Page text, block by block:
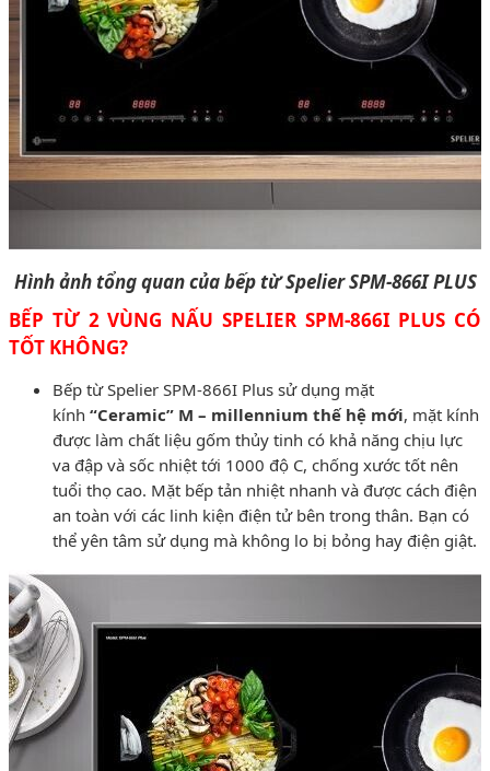
Hình ảnh tổng quan của bếp từ Spelier SPM-866I PLUS
BẾP TỪ 2 VÙNG NẤU SPELIER SPM-866I PLUS CÓ
TỐT KHÔNG?
Bếp từ Spelier SPM-866I Plus sử dụng mặt
kính “Ceramic” M – millennium thế hệ mới, mặt kính
được làm chất liệu gốm thủy tinh có khả năng chịu lực
va đập và sốc nhiệt tới 1000 độ C, chống xước tốt nên
tuổi thọ cao. Mặt bếp tản nhiệt nhanh và được cách điện
an toàn với các linh kiện điện tử bên trong thân. Bạn có
thể yên tâm sử dụng mà không lo bị bỏng hay điện giật.